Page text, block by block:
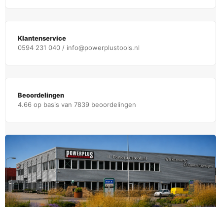
Klantenservice
0594 231 040 / info@powerplustools.nl
Beoordelingen
4.66 op basis van 7839 beoordelingen